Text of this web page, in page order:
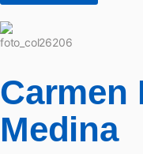
Carmen
Medina